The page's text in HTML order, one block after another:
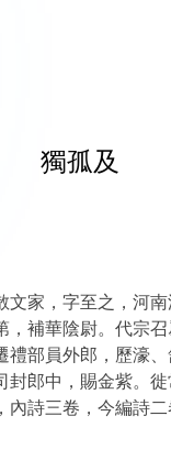
獨孤及
文家，字至之，河
，補華陰尉。代宗
禮部員外郎，歷濠、
封郎中，賜金紫。
詩三卷，今編詩二